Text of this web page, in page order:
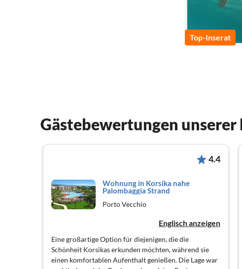
Top-Inserat
Gästebewertungen
4.4
Wohnung in Korsika nahe
Palombaggia Strand
Porto Vecchio
Englisch anzeigen
Eine großartige Option für diejenigen, die die
Schönheit Korsikas erkunden möchten, während sie
einen komfortablen Aufenthalt genießen. Die Lage war